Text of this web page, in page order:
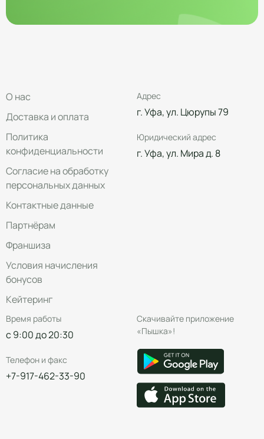
О нас
Доставка и оплата
Политика
конфиденциальности
Согласие на обработку
персональных данных
Контактные данные
Партнёрам
Франшиза
Условия начисления
бонусов
Кейтеринг
Адрес
г. Уфа, ул. Цюрупы 79
Юридический адрес
г. Уфа, ул. Мира д. 8
Время работы
с 9:00 до 20:30
Телефон и факс
+7-917-462-33-90
Скачивайте приложение
«Пышка»!